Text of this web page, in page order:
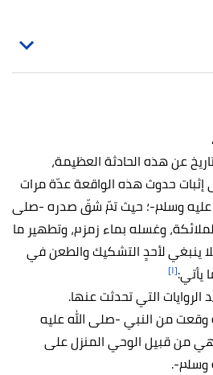
عن هذه الحادثة العظيمة،
إثبات حدوث هذه الواقعة عدّة مرات
عليه وسلم-؛ حيث تمّ شقّ صدره -صلى
وغسله بماء زمزم، وتطهير ما
ينبغي لأحدٍ التشكيك والطعن في
يأتي:[١]
التي تحدثت عنها.
وقعت من النبي -صلى الله عليه
من قبيل الوحي المنزل على
وسلم-.